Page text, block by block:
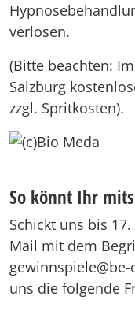
verlosen.
(Bitte beachten:
Salzburg
zzgl. Spritkosten).
So könnt Ihr
Schickt uns bis
Mail mit dem
uns die folgende